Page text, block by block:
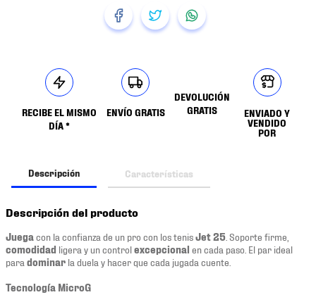
RECIBE EL MISMO
DÍA *
ENVÍO GRATIS
DEVOLUCIÓN
GRATIS
ENVIADO Y
VENDIDO
POR
Descripción Características
Descripción del producto
Juega con la confianza de un pro con los tenisJet 25 . Soporte firme,
comodidad ligera y un controlexcepcional en cada paso. El par ideal
para dominar la duela y hacer que cada jugada cuente.
Tecnología MicroG